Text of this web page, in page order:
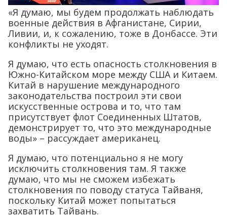
«Я думаю, мы будем продолжать наблюдать
военные действия в Афганистане, Сирии,
Ливии, и, к сожалению, тоже в Донбассе. Эти
конфликты не уходят.
Я думаю, что есть опасность столкновения в
Южно-Китайском море между США и Китаем.
Китай в нарушение международного
законодательства построил эти свои
искусственные острова и то, что там
присутствует флот Соединенных Штатов,
демонстрирует то, что это международные
воды» – рассуждает американец.
Я думаю, что потенциально я не могу
исключить столкновения там. Я также
думаю, что мы не сможем избежать
столкновения по поводу статуса Тайваня,
поскольку Китай может попытаться
захватить Тайвань.